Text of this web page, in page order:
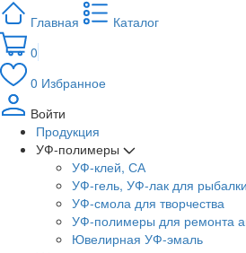
Главная
Каталог
0
0 Избранное
Войти
Продукция
УФ-полимеры
УФ-клей, СА
УФ-гель, УФ-лак для рыбалки
УФ-смола для творчества
УФ-полимеры для ремонта
Ювелирная УФ-эмаль